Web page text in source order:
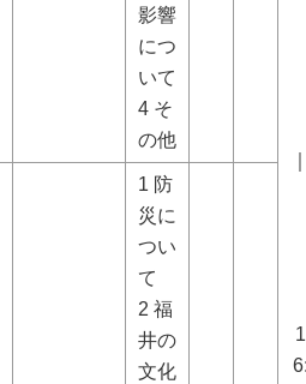
1
影響
につ
いて
4 そ
の他
1 防
災に
つい
て
2 福
井の
文化